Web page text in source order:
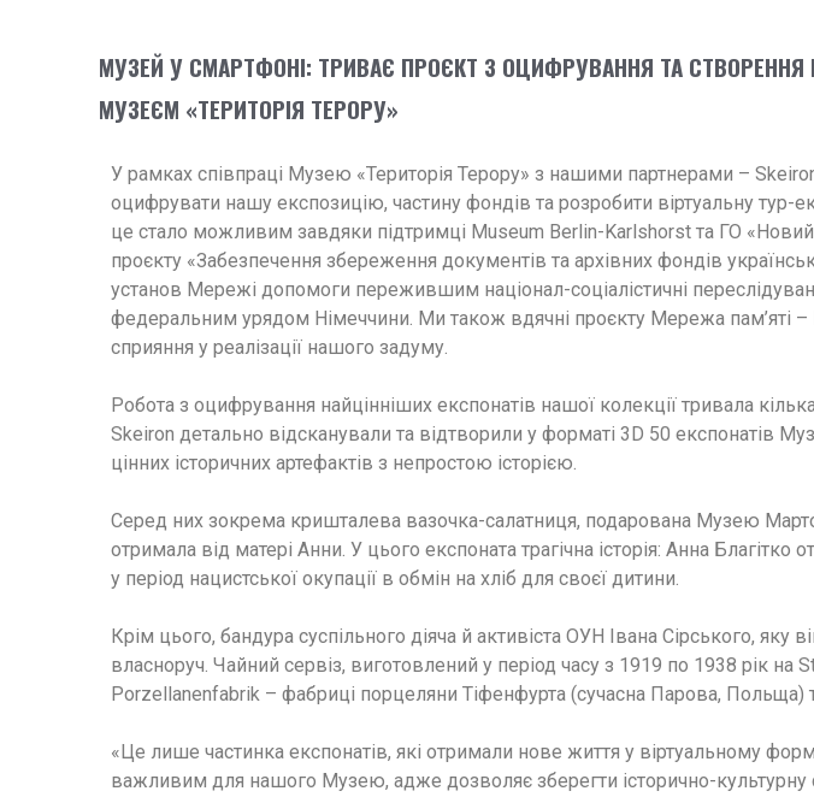
МУЗЕЙ У СМАРТФОНІ: ТРИВАЄ ПРОЄКТ З ОЦИФРУВАННЯ ТА СТВОРЕННЯ
МУЗЕЄМ «ТЕРИТОРІЯ ТЕРОРУ»
У рамках співпраці Музею «Територія Терору» з нашими партнерами –
оцифрувати нашу експозицію, частину фондів та розробити віртуальну тур-
це стало можливим завдяки підтримці Museum Berlin-Karlshorst та ГО
проєкту «Забезпечення збереження документів та архівних фондів
установ Мережі допомоги пережившим націонал-соціалістичні
федеральним урядом Німеччини. Ми також вдячні проєкту Мережа пам’яті –
сприяння у реалізації нашого задуму.
Робота з оцифрування найцінніших експонатів нашої колекції тривала
Skeiron детально відсканували та відтворили у форматі 3D 50 експонатів
цінних історичних артефактів з непростою історією.
Серед них зокрема кришталева вазочка-салатниця, подарована Музею
отримала від матері Анни. У цього експоната трагічна історія: Анна Благітко
у період нацистської окупації в обмін на хліб для своєї дитини.
Крім цього, бандура суспільного діяча й активіста ОУН Івана Сірського, яку
власноруч. Чайний сервіз, виготовлений у період часу з 1919 по 1938 рік на
Porzellanenfabrik – фабриці порцеляни Тіфенфурта (сучасна Парова, Польща)
«Це лише частинка експонатів, які отримали нове життя у віртуальному
важливим для нашого Музею, адже дозволяє зберегти історично-культурну